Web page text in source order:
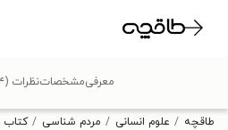
تخفیف از طاقچه
طاقچه علوم انسانی مردم شناسی کتاب
معرفیمشخصاتنظرات (۴)